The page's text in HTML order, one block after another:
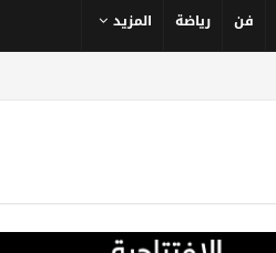
فن رياضة المزيد